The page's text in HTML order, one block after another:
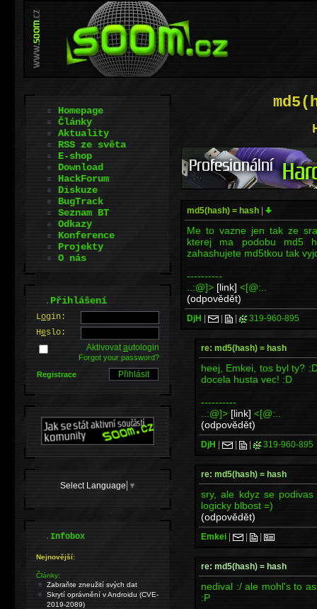
md5(hash) = hash |
Me to vazne jen tak ze
kterej ma podobu md5
zahashujete md5tkou tak
----------
..:@]> [link] <[@:..
(odpovědět)
DjH | | | 319-960-895
re: md5(hash) = hash
heej, Emkei, tos byl ty?
docela husta vec! :D
----------
..:@]> [link] <[@:..
(odpovědět)
DjH | | | 319-960-895
re: md5(hash) = hash
sry, ale kdyz se
logicky blbost =)
(odpovědět)
Emkei | | |
re: md5(hash) = hash
nedival :/ ale mohl's to
:P
Homepage
Články
Aktuality
RSS ze světa
E-shop
Download
HackForum
Diskuze
BugTrack
Seznam BT
Odkazy
Konference
Projekty
O nás
.Přihlášení
Login:
Heslo:
Aktivovatautologin
Forgot your password?
Registrace
Select Language ▼
.Infobox
Nejnovější:
Články:
Zabraňte zneužití svých dat
Skrytí oprávnění v Androidu (CVE-
2019-2089)